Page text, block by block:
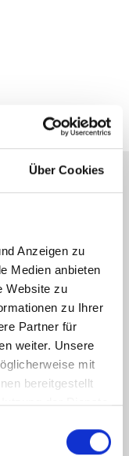
Über Cookies
Anzeigen zu
Medien anbieten
Website zu
zu Ihrer
Partner für
weiter. Unsere
mit
bereitgestellt
der Dienste